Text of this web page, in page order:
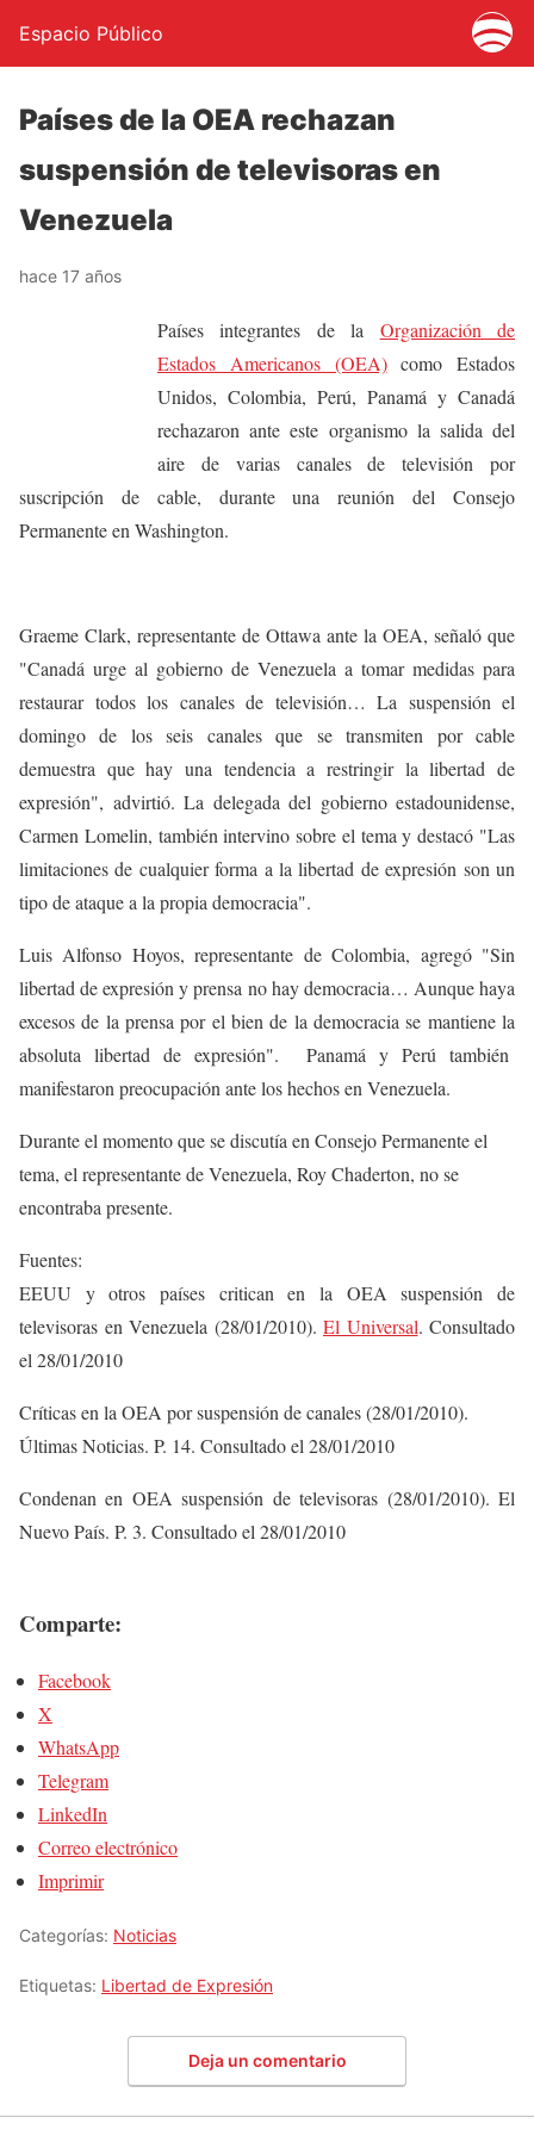
Espacio Público
Países de la OEA rechazan
suspensión de televisoras en
Venezuela
hace 17 años
Países integrantes de la Organización de
Estados Americanos (OEA)como Estados
Unidos, Colombia, Perú, Panamá y Canadá
rechazaron ante este organismo la salida del
aire de varias canales de televisión por
suscripción de cable, durante una reunión del Consejo
Permanente en Washington.
Graeme Clark, representante de Ottawa ante la OEA, señaló que
"Canadá urge al gobierno de Venezuela a tomar medidas para
restaurar todos los canales de televisión… La suspensión el
domingo de los seis canales que se transmiten por cable
demuestra que hay una tendencia a restringir la libertad de
expresión", advirtió. La delegada del gobierno estadounidense,
Carmen Lomelin, también intervino sobre el tema y destacó "Las
limitaciones de cualquier forma a la libertad de expresión son un
tipo de ataque a la propia democracia".
Luis Alfonso Hoyos, representante de Colombia, agregó "Sin
libertad de expresión y prensa no hay democracia… Aunque haya
excesos de la prensa por el bien de la democracia se mantiene la
absoluta libertad de expresión". Panamá y Perú también
manifestaron preocupación ante los hechos en Venezuela.
Durante el momento que se discutía en Consejo Permanente el
tema, el representante de Venezuela, Roy Chaderton, no se
encontraba presente.
Fuentes:
EEUU y otros países critican en la OEA suspensión de
televisoras en Venezuela (28/01/2010). El Universal. Consultado
el 28/01/2010
Críticas en la OEA por suspensión de canales (28/01/2010).
Últimas Noticias. P. 14. Consultado el 28/01/2010
Condenan en OEA suspensión de televisoras (28/01/2010). El
Nuevo País. P. 3. Consultado el 28/01/2010
Comparte:
Facebook
X
WhatsApp
Telegram
LinkedIn
Correo electrónico
Imprimir
Categorías: Noticias
Etiquetas: Libertad de Expresión
Deja un comentario